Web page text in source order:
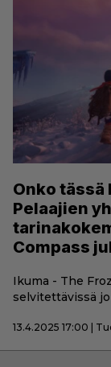
Onko tässä
Pelaajien
Compass
Ikuma - The
selvitettävissä
13.4.2025 17:00 |